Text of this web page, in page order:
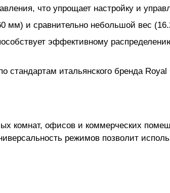
что упрощает настройку и
мм) и сравнительно небольшой вес
эффективному
итальянского бренда Royal
комнат, офисов и коммерческих
режимов позволит